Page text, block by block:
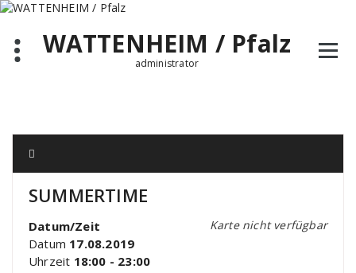
Zum
springenWATTENHEIM / Pfalz
administrator
SUMMERTIME
Karte nicht verfügbar
Datum/Zeit
Datum 17.08.2019
Uhrzeit 18:00 - 23:00